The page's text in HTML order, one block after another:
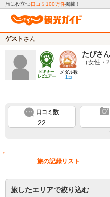
旅に役立つ口コミ100万件掲載！
ゲスト さん
メダル数
1コ
たぴさん
（女性・
口コミ数
22
旅の記録リスト
旅したエリアで絞り込む